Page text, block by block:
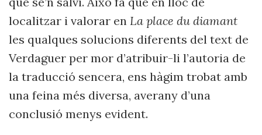
localitzar i valorar en La place du diamant
les qualques solucions diferents del text de
Verdaguer per mor d’atribuir-li l’autoria de
la traducció sencera, ens hàgim trobat amb
una feina més diversa, averany d’una
conclusió menys evident.